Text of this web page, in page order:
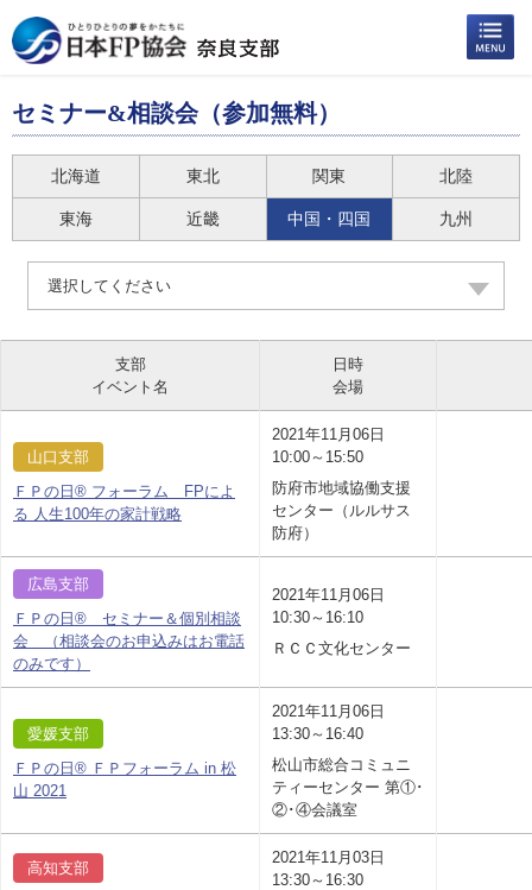
セミナー&相談会（参加無料）
北海道 東北 関東 北陸
東海 近畿 中国・四国 九州
選択してください
支部
イベント名
日時
会場
山口支部
ＦＰの日® フォーラム FPによ
る 人生100年の家計戦略
2021年11月06日
10:00～15:50
防府市地域協働支援
センター（ルルサス
防府）
広島支部
ＦＰの日® セミナー＆個別相談
会 （相談会のお申込みはお電話
のみです）
2021年11月06日
10:30～16:10
ＲＣＣ文化センター
愛媛支部
ＦＰの日® ＦＰフォーラム in 松
山 2021
2021年11月06日
13:30～16:40
松山市総合コミュニ
ティーセンター 第①･
②･④会議室
高知支部
2021年11月03日
13:30～16:30